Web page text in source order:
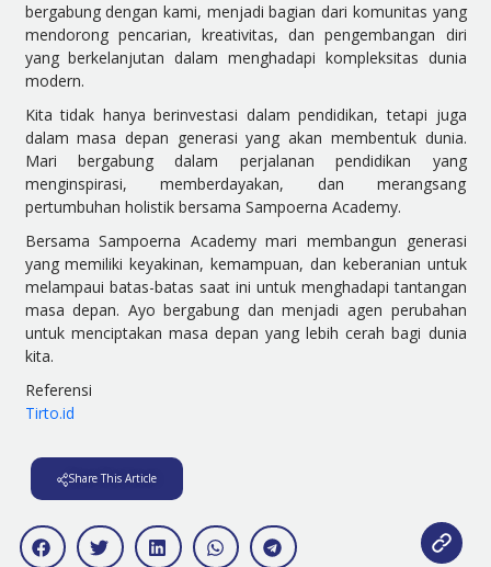
bergabung dengan kami, menjadi bagian dari komunitas yang
mendorong pencarian, kreativitas, dan pengembangan diri
yang berkelanjutan dalam menghadapi kompleksitas dunia
modern.
Kita tidak hanya berinvestasi dalam pendidikan, tetapi juga
dalam masa depan generasi yang akan membentuk dunia.
Mari bergabung dalam perjalanan pendidikan yang
menginspirasi, memberdayakan, dan merangsang
pertumbuhan holistik bersama Sampoerna Academy.
Bersama Sampoerna Academy mari membangun generasi
yang memiliki keyakinan, kemampuan, dan keberanian untuk
melampaui batas-batas saat ini untuk menghadapi tantangan
masa depan. Ayo bergabung dan menjadi agen perubahan
untuk menciptakan masa depan yang lebih cerah bagi dunia
kita.
Referensi
Tirto.id
Share This Article